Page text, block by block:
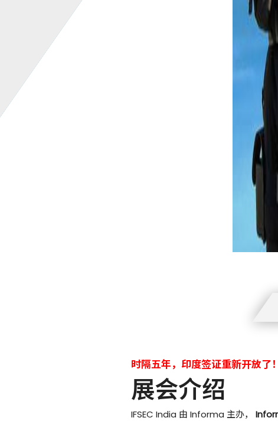
时隔五年，印度签证重新开放了
展会介绍
IFSEC India 由 Informa 主办，